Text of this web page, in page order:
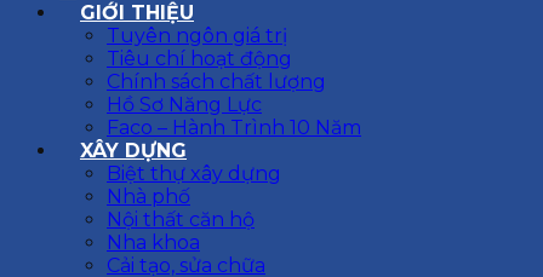
GIỚI THIỆU
Tuyên ngôn giá trị
Tiêu chí hoạt động
Chính sách chất lượng
Hồ Sơ Năng Lực
Faco – Hành Trình 10 Năm
XÂY DỰNG
Biệt thự xây dựng
Nhà phố
Nội thất căn hộ
Nha khoa
Cải tạo, sửa chữa